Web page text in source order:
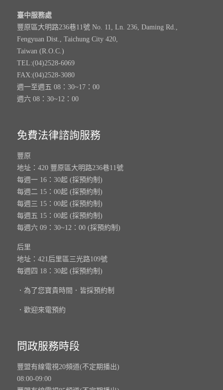
臺中服務處
豐原區大明路236巷11號 No. 11, Ln. 236, Daming Rd.,
Fengyuan Dist., Taichung City 420,
Taiwan (R.O.C.)
TEL:(04)2528-6069
FAX:(04)2528-3080
週一至週五 08：30~17：00
週六 08：30~12：00
免費法律諮詢服務
豐原
地址：420 豐原區大明路236巷11號
每週一 16：30起 (採預約制)
每週二 15：00起 (採預約制)
每週三 15：00起 (採預約制)
每週五 15：00起 (採預約制)
每週六 09：30~12：00 (採預約制)
后里
地址：421后里區三光路109號
每週四 18：30起 (採預約制)
．為了您寶貴時間．皆採預約制
．歡迎來電預約
問政服務時段
豐盟有線電視20頻道(不定期播出)
08:00-09:00